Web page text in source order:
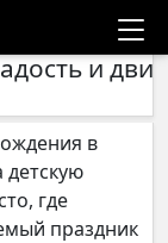
и
в
где
праздник